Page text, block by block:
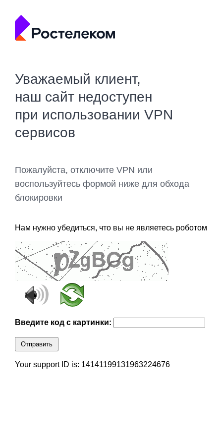
Уважаемый клиент,
наш сайт недоступен
при использовании VPN
сервисов
Пожалуйста, отключите VPN или
воспользуйтесь формой ниже для обхода
блокировки
Нам нужно убедиться, что вы не являетесь роботом
Введите код с картинки:
Отправить
Your support ID is: 14141199131963224676